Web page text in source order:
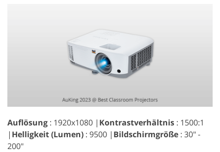
Auflösung : 1920x1080 | Kontrastverhältnis : 1500:1
| Helligkeit (Lumen) : 9500 | Bildschirmgröße : 30" -
200"